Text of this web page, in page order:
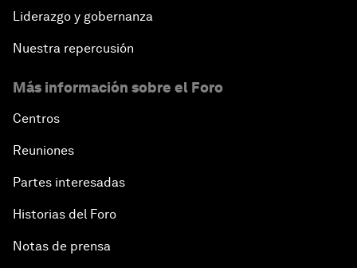
Liderazgo y gobernanza
Nuestra repercusión
Más información sobre el Foro
Centros
Reuniones
Partes interesadas
Historias del Foro
Notas de prensa